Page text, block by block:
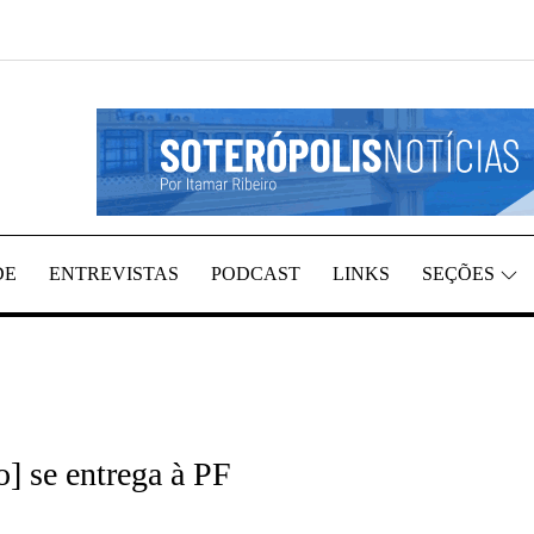
POR ITAMAR RIBEIRO
ENTREVISTAS PODCAST LINKS SEÇÕES
se entrega à PF